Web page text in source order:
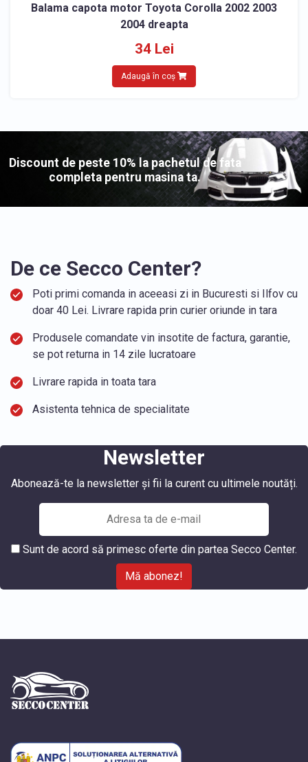
Balama capota motor Toyota Corolla 2002 2003
2004 dreapta
34 Lei
Adaugă în coș
Discount de peste 10% la pachetul de fata
completa pentru masina ta.
De ce Secco Center?
Poti primi comanda in aceeasi zi in Bucuresti si Ilfov cu
doar 40 Lei. Livrare rapida prin curier oriunde in tara
Produsele comandate vin insotite de factura, garantie,
se pot returna in 14 zile lucratoare
Livrare rapida in toata tara
Asistenta tehnica de specialitate
Newsletter
Abonează-te la newsletter și fii la curent cu ultimele noutăți.
Sunt de acord să primesc oferte din partea Secco Center.
Mă abonez!